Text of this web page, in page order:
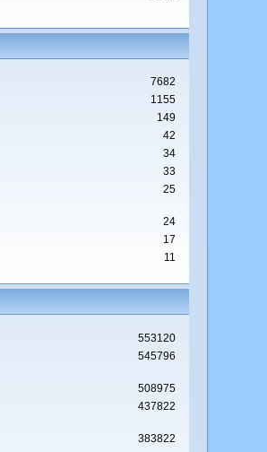
7682
1155
149
42
34
33
25
24
17
11
553120
545796
508975
437822
383822